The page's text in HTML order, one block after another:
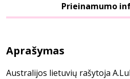
Prieinamumo
Aprašymas
Australijos lietuvių rašytoja